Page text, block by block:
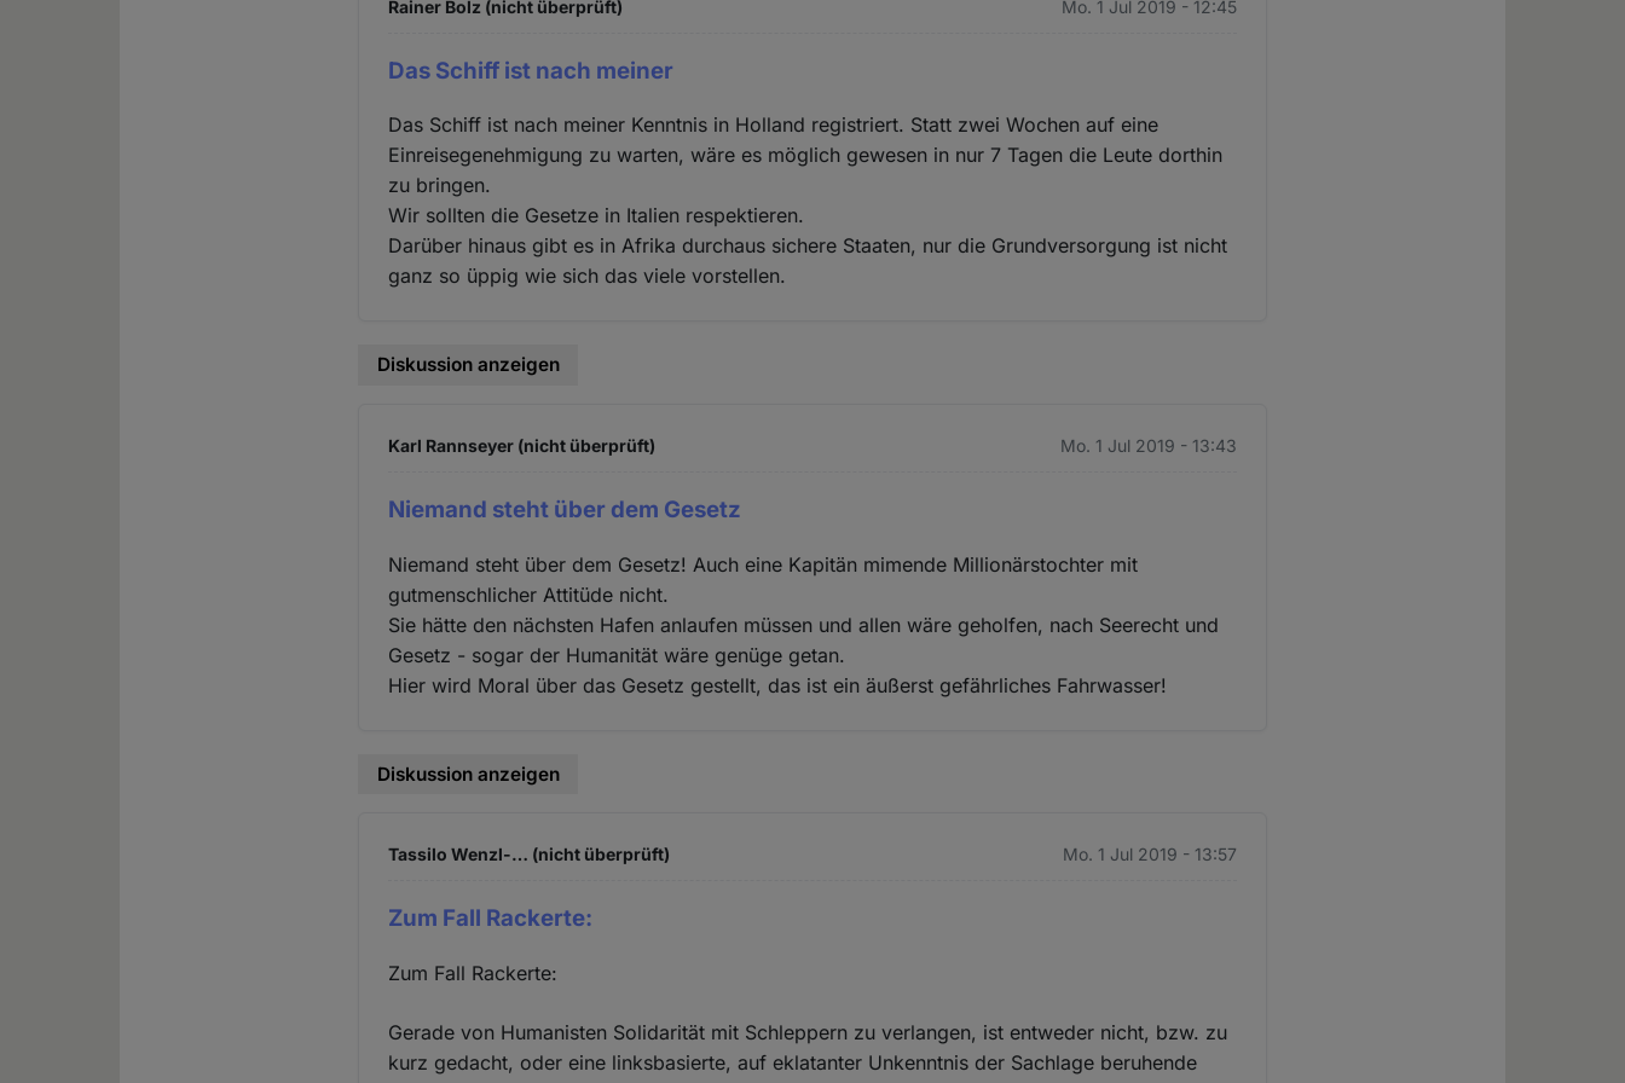
Rainer Bolz (nicht überprüft) Mo. 1 Jul 2019 - 12:45
Das Schiff ist nach meiner
Das Schiff ist nach meiner Kenntnis in Holland registriert. Statt zwei Wochen auf eine
Einreisegenehmigung zu warten, wäre es möglich gewesen in nur 7 Tagen die Leute dorthin
zu bringen.
Wir sollten die Gesetze in Italien respektieren.
Darüber hinaus gibt es in Afrika durchaus sichere Staaten, nur die Grundversorgung ist nicht
ganz so üppig wie sich das viele vorstellen.
Diskussion anzeigen
Karl Rannseyer (nicht überprüft) Mo. 1 Jul 2019 - 13:43
Niemand steht über dem Gesetz
Niemand steht über dem Gesetz! Auch eine Kapitän mimende Millionärstochter mit
gutmenschlicher Attitüde nicht.
Sie hätte den nächsten Hafen anlaufen müssen und allen wäre geholfen, nach Seerecht und
Gesetz - sogar der Humanität wäre genüge getan.
Hier wird Moral über das Gesetz gestellt, das ist ein äußerst gefährliches Fahrwasser!
Diskussion anzeigen
Tassilo Wenzl-… (nicht überprüft) Mo. 1 Jul 2019 - 13:57
Zum Fall Rackerte:
Zum Fall Rackerte:
Gerade von Humanisten Solidarität mit Schleppern zu verlangen, ist entweder nicht, bzw. zu
kurz gedacht, oder eine linksbasierte, auf eklatanter Unkenntnis der Sachlage beruhende